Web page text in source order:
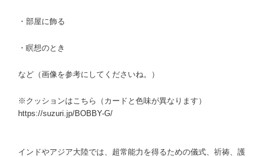
・部屋に飾る
・瞑想のとき
など（画像を参考にしてくださいね。）
※クッションはこちら（カードと色味が異なります）
https://suzuri.jp/BOBBY-G/
インドやアジア大陸では、超常能力を得るための儀式、祈祷、護